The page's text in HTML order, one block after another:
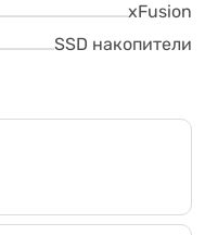
xFusion
SSD накопители